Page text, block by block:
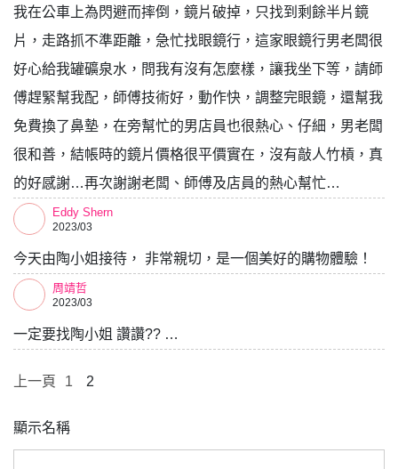
我在公車上為閃避而摔倒，鏡片破掉，只找到剩餘半片鏡
片，走路抓不準距離，急忙找眼鏡行，這家眼鏡行男老闆很
好心給我罐礦泉水，問我有沒有怎麼樣，讓我坐下等，請師
傅趕緊幫我配，師傅技術好，動作快，調整完眼鏡，還幫我
免費換了鼻墊，在旁幫忙的男店員也很熱心、仔細，男老闆
很和善，結帳時的鏡片價格很平價實在，沒有敲人竹槓，真
的好感謝…再次謝謝老闆、師傅及店員的熱心幫忙…
Eddy Shern
2023/03
今天由陶小姐接待， 非常親切，是一個美好的購物體驗！
周靖哲
2023/03
一定要找陶小姐 讚讚?? …
上一頁 1 2
顯示名稱